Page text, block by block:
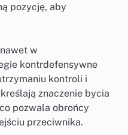
pozycję, aby
w
kontrdefensywne
kontroli i
znaczenie bycia
pozwala obrońcy
przeciwnika.